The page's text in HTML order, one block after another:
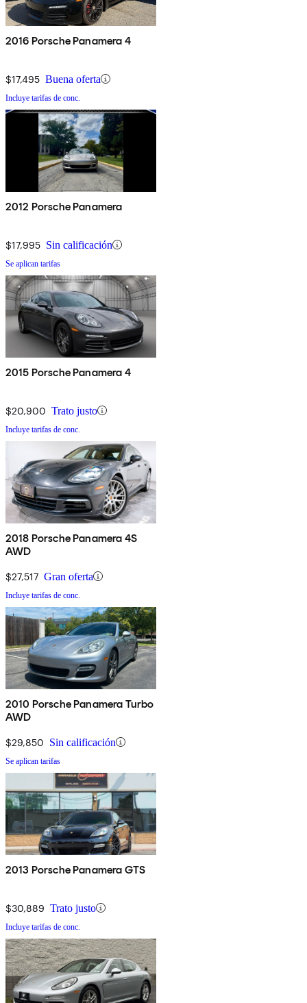
2016 Porsche Panamera 4
$17,495 Buena oferta
Incluye tarifas de conc.
2012 Porsche Panamera
$17,995 Sin calificación
Se aplican tarifas
2015 Porsche Panamera 4
$20,900 Trato justo
Incluye tarifas de conc.
2018 Porsche Panamera 4S
AWD
$27,517 Gran oferta
Incluye tarifas de conc.
2010 Porsche Panamera Turbo
AWD
$29,850 Sin calificación
Se aplican tarifas
2013 Porsche Panamera GTS
$30,889 Trato justo
Incluye tarifas de conc.